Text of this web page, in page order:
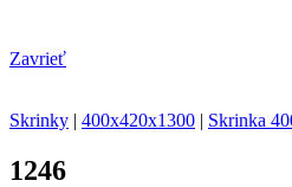
Zavrieť
Skrinky | 400x420x1300 | Skrinka
1246